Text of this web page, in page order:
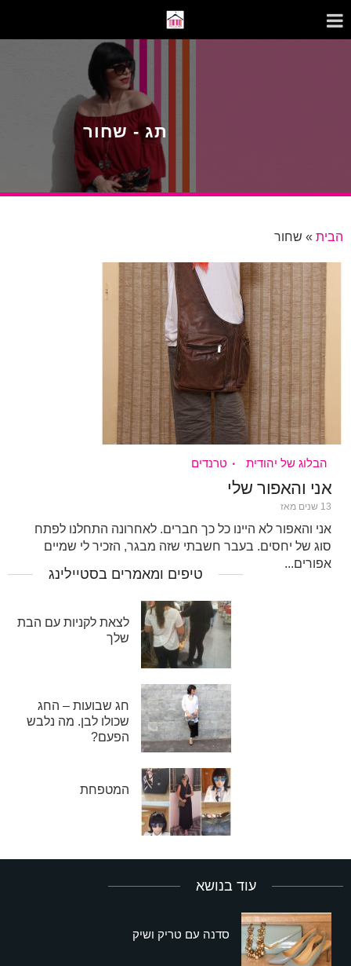
תג - שחור
הבית » שחור
הבלוג של יהודית טרנדים
אני והאפור שלי
13 שנים מאז
אני והאפור לא היינו כל כך חברים. לאחרונה התחלנו לפתח
סוג של יחסים. בעבר חשבתי שזה מבגר, הזכיר לי שמיים
אפורים...
טיפים ומאמרים בסטיילינג
לצאת לקניות עם הבת
שלך
חג שבועות – החג
שכולו לבן. מה נלבש
הפעם?
המטפחת
עוד בנושא
סדנה עם טריק ושיק